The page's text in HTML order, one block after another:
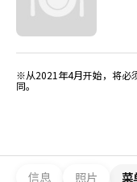
※从2021年4月开始，将必
同。
信息 照片 菜